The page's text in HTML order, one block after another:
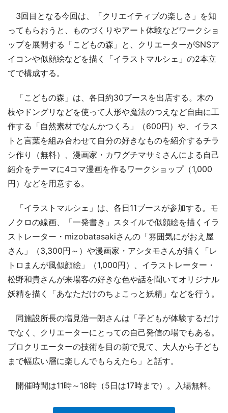
3回目となる今回は、「クリエイティブの楽しさ」を知
ってもらおうと、ものづくりやアート体験などワークショ
ップを展開する「こどもの森」と、クリエーターがSNSア
イコンや似顔絵などを描く「イラストマルシェ」の2本立
てで構成する。
「こどもの森」は、各日約30ブースを出店する。木の
枝やドングリなどを使って人形や魔法のつえなど自由に工
作する「自然素材でなんかつくろ」（600円）や、イラス
トと言葉を組み合わせて自分の好きなものを紹介するチラ
シ作り（無料）、漫画家・カワグチマサミさんによる自己
紹介をテーマに4コマ漫画を作るワークショップ（1,000
円）などを用意する。
「イラストマルシェ」は、各日11ブースが参加する。モ
ノクロの線画、「一発書き」スタイルで似顔絵を描くイラ
ストレーター・mizobatasakiさんの「雰囲気にがおえ屋
さん」（3,300円～）や漫画家・アシタモさんが描く「レ
トロまんが風似顔絵」（1,000円）、イラストレーター・
松野和貴さんが来場客の好きな色や話を聞いてオリジナル
妖精を描く「あなただけのちょこっと妖精」などを行う。
同施設所長の増見浩一朗さんは「子どもが体験するだけ
でなく、クリエーターにとっての自己発信の場でもある。
プロクリエーターの技術を目の前で見て、大人から子ども
まで幅広い層に楽しんでもらえたら」と話す。
開催時間は11時～18時（5日は17時まで）。入場無料。